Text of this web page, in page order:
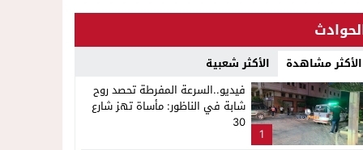
الأكثر مشاهدة الأكثر شعبية
1
فيديو..السرعة المفرطة تحصد روح
شابة في الناظور: مأساة تهز شارع
30